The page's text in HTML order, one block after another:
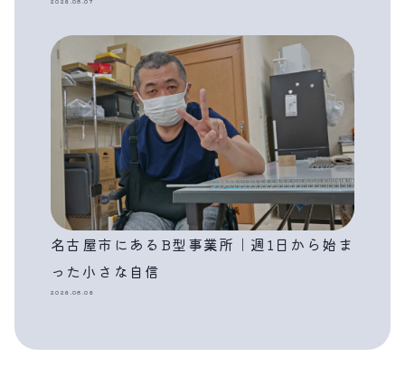
2026.08.07
名古屋市にあるB型事業所｜週1日から始ま
った小さな自信
2026.08.06